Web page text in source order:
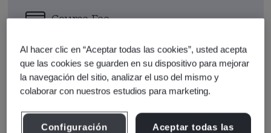
Course Fee
Early Bird Price*
USD $875.00
There are no upcoming classes
scheduled.
Al hacer clic en “Aceptar todas las cookies”, usted acepta
que las cookies se guarden en su dispositivo para mejorar
la navegación del sitio, analizar el uso del mismo y
colaborar con nuestros estudios para marketing.
Configuración
Aceptar todas las